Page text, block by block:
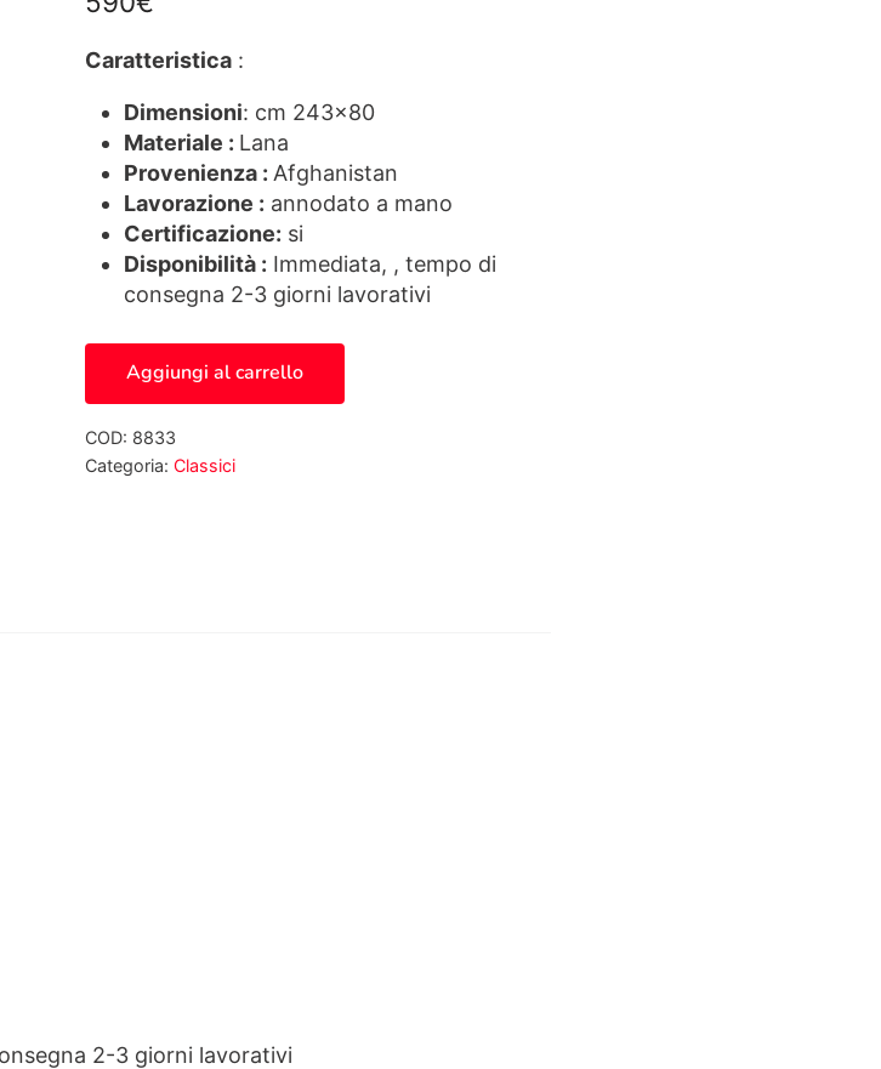
Caratteristica :
Dimensioni: cm 243×80
Materiale : Lana
Provenienza : Afghanistan
Lavorazione : annodato a mano
Certificazione: si
Disponibilità : Immediata, , tempo di
consegna 2-3 giorni lavorativi
Passatoia Zigler 8833 quantità
Aggiungi al carrello
COD: 8833
Categoria: Classici
2-3 giorni lavorativi